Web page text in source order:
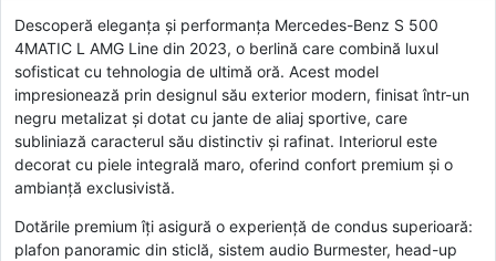
Descoperă eleganța și performanța Mercedes-Benz S 500
4MATIC L AMG Line din 2023, o berlină care combină luxul
sofisticat cu tehnologia de ultimă oră. Acest model
impresionează prin designul său exterior modern, finisat într-un
negru metalizat și dotat cu jante de aliaj sportive, care
subliniază caracterul său distinctiv și rafinat. Interiorul este
decorat cu piele integrală maro, oferind confort premium și o
ambianță exclusivistă.
Dotările premium îți asigură o experiență de condus superioară:
plafon panoramic din sticlă, sistem audio Burmester, head-up